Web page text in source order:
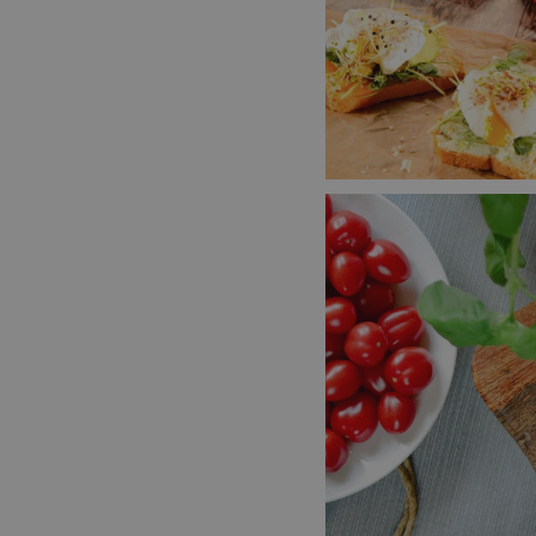
__cf_bm
CookieScriptConsent
FPGSID
__cf_bm
cjConsent
__rtbh.lid
OAU
__Secure-YNID